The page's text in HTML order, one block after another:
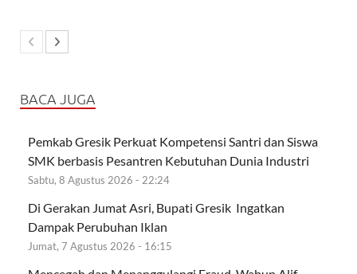
BACA JUGA
Pemkab Gresik Perkuat Kompetensi Santri dan Siswa
SMK berbasis Pesantren Kebutuhan Dunia Industri
Sabtu, 8 Agustus 2026 - 22:24
Di Gerakan Jumat Asri, Bupati Gresik Ingatkan
Dampak Perubuhan Iklan
Jumat, 7 Agustus 2026 - 16:15